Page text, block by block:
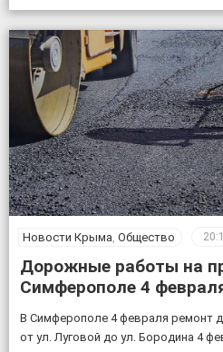
возле пещеры появится музей и
пресс-служба КФУ Дата открытия
Новости Крыма Общество
Дорожные работы на
Симферополе 4
В Симферополе 4 февраля ремонт
от ул. Луговой до ул. Бородина 4